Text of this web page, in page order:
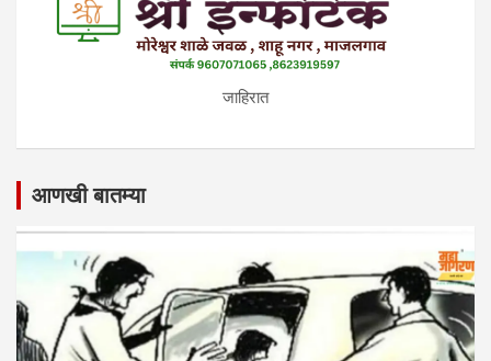
जाहिरात
आणखी बातम्या